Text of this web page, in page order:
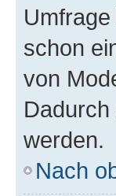
schon
von
werden.
Nach